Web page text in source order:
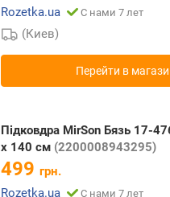
Rozetka.ua
С нами 7 лет
(Киев)
Перейти в
Підковдра MirSon Бязь 17-
x 140 см (2200008943295)
499 грн.
Rozetka.ua
С нами 7 лет